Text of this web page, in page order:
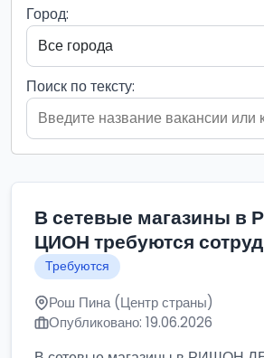
Город:
Поиск по тексту:
В сетевые магазины
ЦИОН требуются
Требуются
Рош Пина (Центр страны)
Опубликовано: 19.06.2026